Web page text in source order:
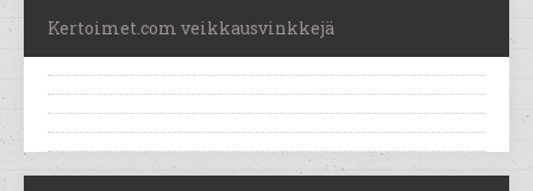
Kertoimet.com veikkausvinkkejä